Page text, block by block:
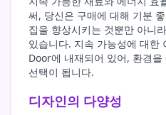
써, 당신은 구매에 대해 기분
집을 향상시키는 것뿐만 아니
있습니다. 지속 가능성에 대한
Door에 내재되어 있어, 환경
선택이 됩니다.
디자인의 다양성